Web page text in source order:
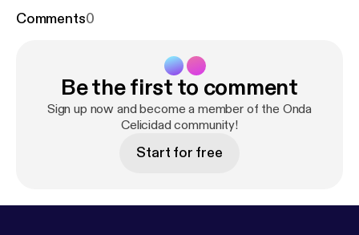
inflamación, cómo prevenirla, qué síntomas produce
la necesidad de un tratamiento muy personalizado y
guiado por profesionales. NOTAS DEL PODCAST:
ttps://celicidad.net/oc142-inflamacion/
Comments0
Be the first to comment
Sign up now and become a member of the Onda
Celicidad community!
Start for free